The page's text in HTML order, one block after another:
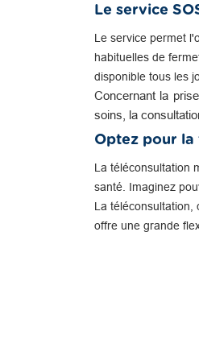
Le service
Le service permet
habituelles de
disponible tous les
Concernant la
soins, la
Optez pour
La téléconsultation
santé. Imaginez
La téléconsultation,
offre une grande